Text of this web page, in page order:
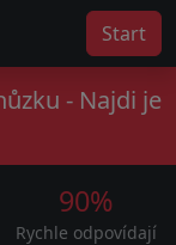
Start
- Najdi je
90%
Rychle odpovídají